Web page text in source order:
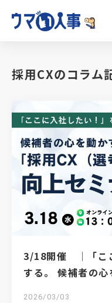
採用CXのコラム
3/18開催 │「こ
する。 候補者の
2026/03/03